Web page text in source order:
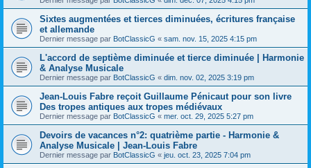
Sixtes augmentées et tierces diminuées, écritures française
et allemande
Dernier message par BotClassicG « sam. nov. 15, 2025 4:15 pm
L'accord de septième diminuée et tierce diminuée | Harmonie
& Analyse Musicale
Dernier message par BotClassicG « dim. nov. 02, 2025 3:19 pm
Jean-Louis Fabre reçoit Guillaume Pénicaut pour son livre
Des tropes antiques aux tropes médiévaux
Dernier message par BotClassicG « mer. oct. 29, 2025 5:27 pm
Devoirs de vacances n°2: quatrième partie - Harmonie &
Analyse Musicale | Jean-Louis Fabre
Dernier message par BotClassicG « jeu. oct. 23, 2025 7:04 pm